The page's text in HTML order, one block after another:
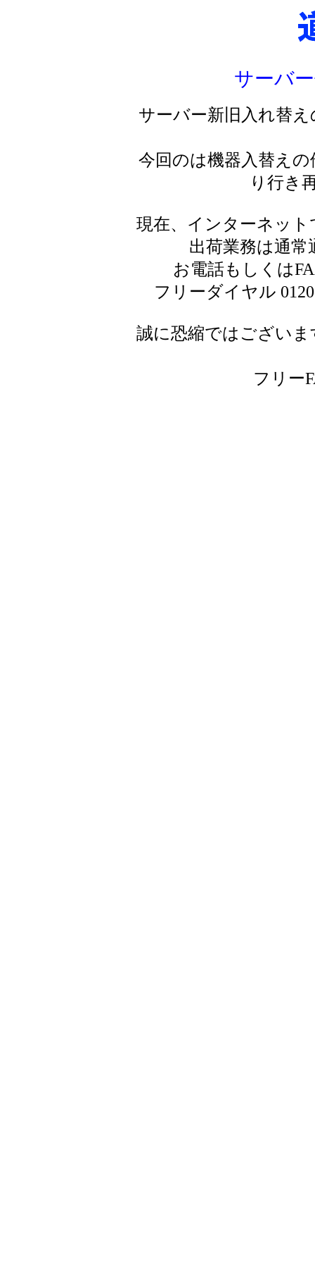
サーバ
サーバー新旧入れ替
今回のは機器入替え
り行き
現在、インターネッ
出荷業務は通
お電話もしくは
フリーダイヤル
誠に恐縮ではござい
フリー